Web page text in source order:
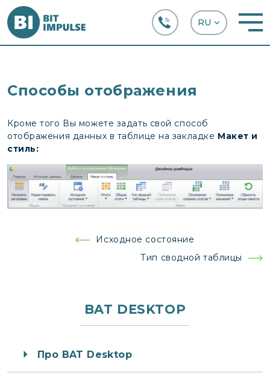
Способы отображения
Кроме того Вы можете задать свой способ
отображения данных в таблице на закладке Макет и
стиль:
Навигация
Исходное состояние
Тип сводной таблицы
BAT DESKTOP
Про BAT Desktop